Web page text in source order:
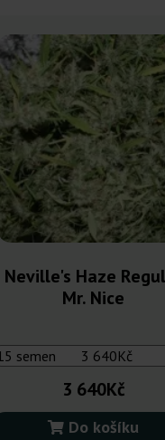
Neville's Haze
Mr. Nice
3 640Kč
Do košíku